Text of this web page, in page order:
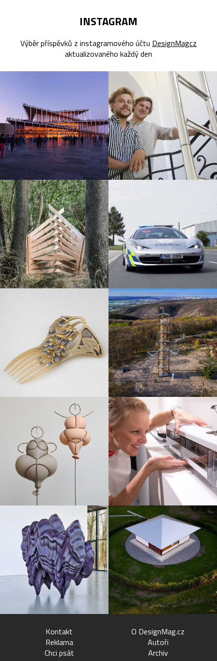
INSTAGRAM
Výběr příspěvků z instagramového účtu DesignMagcz
aktualizovaného každý den
Kontakt
Reklama
Chci psát
O DesignMag.cz
Autoři
Archiv